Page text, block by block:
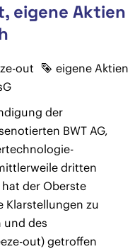
eigene Aktien
out
eigene Aktien
der
BWT AG,
dritten
der Oberste
Klarstellungen zu
und des
out) getroffen